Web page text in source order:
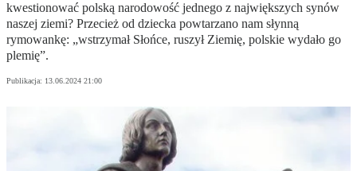
kwestionować polską narodowość jednego z największych synów
naszej ziemi? Przecież od dziecka powtarzano nam słynną
rymowankę: „wstrzymał Słońce, ruszył Ziemię, polskie wydało go
plemię”.
Publikacja: 13.06.2024 21:00